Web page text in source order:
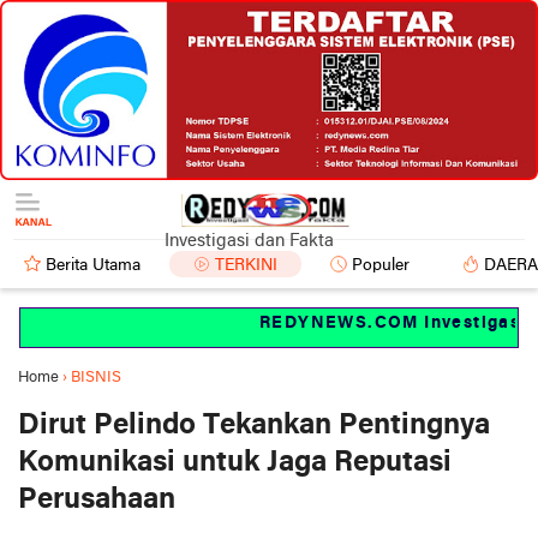
Investigasi dan Fakta
Berita Utama TERKINI Populer
REDYNEWS.COM Investigasi
Home › BISNIS
Dirut Pelindo Tekankan Pentingnya
Komunikasi untuk Jaga Reputasi
Perusahaan